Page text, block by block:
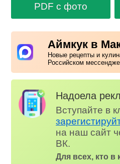
PDF с фото
Аймкук в
Новые рецепты и
Российском
Надоела
Вступайте в
на наш сайт
ВК.
Для всех, кто в